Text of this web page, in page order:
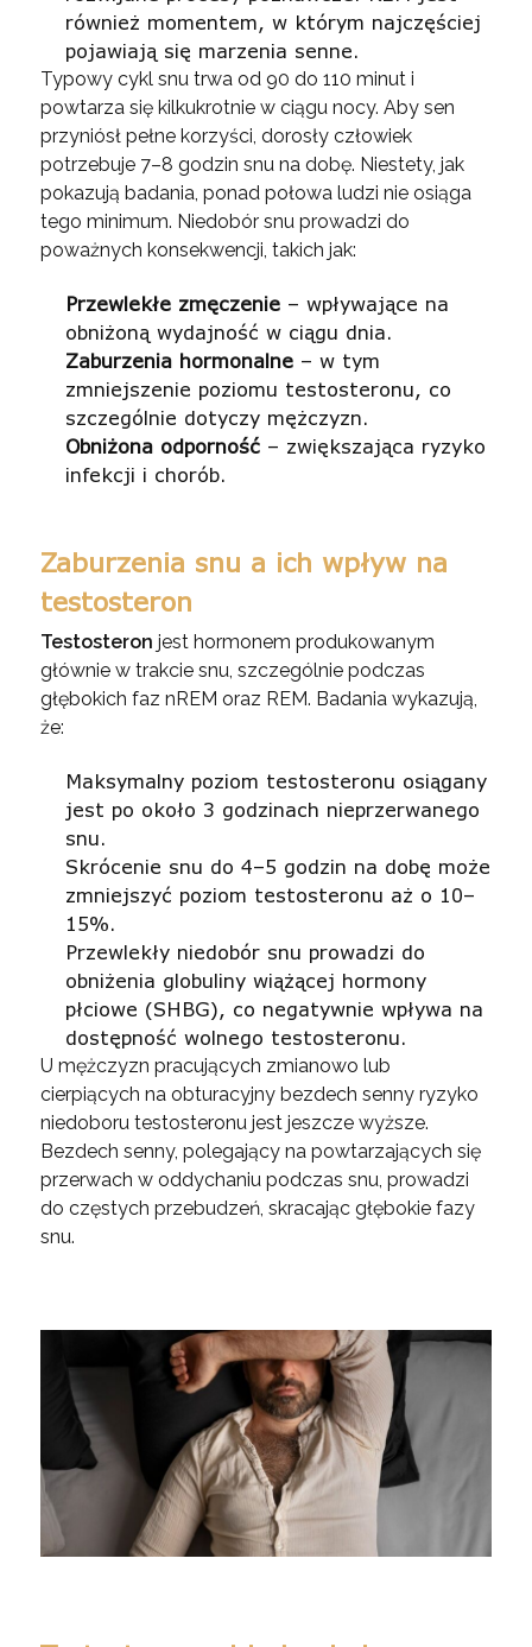
również momentem, w którym najczęściej
pojawiają się marzenia senne.
Typowy cykl snu trwa od 90 do 110 minut i
powtarza się kilkukrotnie w ciągu nocy. Aby sen
przyniósł pełne korzyści, dorosły człowiek
potrzebuje 7–8 godzin snu na dobę. Niestety, jak
pokazują badania, ponad połowa ludzi nie osiąga
tego minimum. Niedobór snu prowadzi do
poważnych konsekwencji, takich jak:
Przewlekłe zmęczenie– wpływające na
obniżoną wydajność w ciągu dnia.
Zaburzenia hormonalne– w tym
zmniejszenie poziomu testosteronu, co
szczególnie dotyczy mężczyzn.
Obniżona odporność– zwiększająca ryzyko
infekcji i chorób.
Zaburzenia snu a ich wpływ na
testosteron
Testosteron jest hormonem produkowanym
głównie w trakcie snu, szczególnie podczas
głębokich faz nREM oraz REM. Badania wykazują,
że:
Maksymalny poziom testosteronu osiągany
jest po około 3 godzinach nieprzerwanego
snu.
Skrócenie snu do 4–5 godzin na dobę może
zmniejszyć poziom testosteronu aż o 10–
15%.
Przewlekły niedobór snu prowadzi do
obniżenia globuliny wiążącej hormony
płciowe (SHBG), co negatywnie wpływa na
dostępność wolnego testosteronu.
U mężczyzn pracujących zmianowo lub
cierpiących na obturacyjny bezdech senny ryzyko
niedoboru testosteronu jest jeszcze wyższe.
Bezdech senny, polegający na powtarzających się
przerwach w oddychaniu podczas snu, prowadzi
do częstych przebudzeń, skracając głębokie fazy
snu.